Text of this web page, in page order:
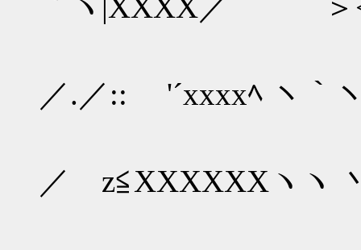
｀ヽ|XXXX／￣￣￣
／.／:: '´xxxxﾍ ヽ｀
／ z≦XXXXXXヽヽ